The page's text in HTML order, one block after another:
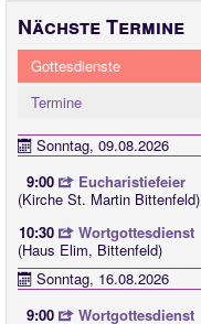
Nächste Termine
Gottesdienste
Termine
Sonntag, 09.08.2026
9:00
Eucharistiefeier
(Kirche St. Martin Bittenfeld)
10:30
Wortgottesdienst
(Haus Elim, Bittenfeld)
Sonntag, 16.08.2026
9:00
Wortgottesdienst